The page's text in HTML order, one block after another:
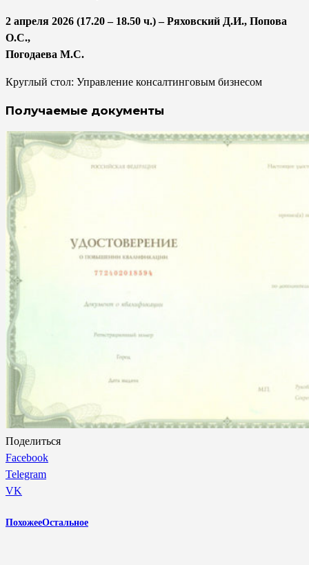
2 апреля 2026 (17.20 – 18.50 ч.) – Ряховский Д.И., Попова
О.С.,
Погодаева М.С.
Круглый стол: Управление консалтинговым бизнесом
Получаемые документы
Поделиться
Facebook
Telegram
VK
ПохожееОстальное